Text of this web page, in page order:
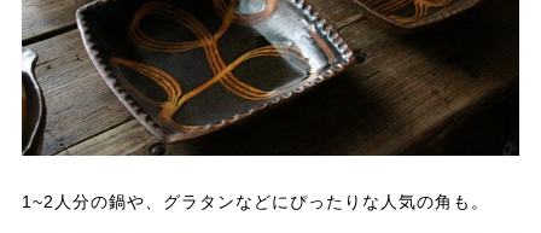
1~2人分の鍋や、グラタンなどにぴったりな人気の角も。